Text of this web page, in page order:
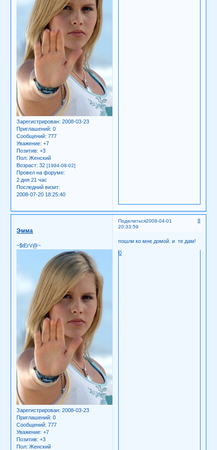
Зарегистрирован: 2008-03-23
Приглашений: 0
Сообщений: 777
Уважение: +7
Позитив: +3
Пол: Женский
Возраст: 32[1994-08-02]
Провел на форуме:
2 дня 21 час
Последний визит:
2008-07-20 18:25:40
Поделиться 8
2008-04-01
20:33:59
Эмма
~$tErV@~
Зарегистрирован: 2008-03-23
Приглашений: 0
Сообщений: 777
Уважение: +7
Позитив: +3
Пол: Женский
пошли ко мне домой. и те дам!
0